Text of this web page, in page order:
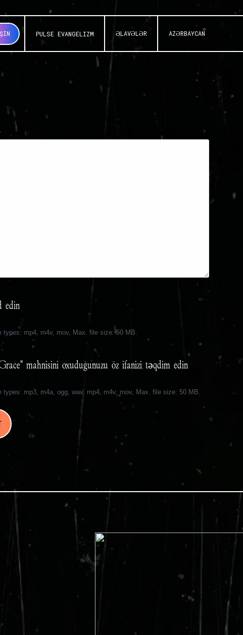
PULSE EVANGELIZM ƏLAVƏLƏR AZƏRBAYCAN
edin
types: mp4, m4v, mov, Max. file size: 50 MB.
mahnısını oxuduğunuzu öz ifanızı təqdim edin
types: mp3, m4a, ogg, wav, mp4, m4v, mov, Max. file size: 50 MB.